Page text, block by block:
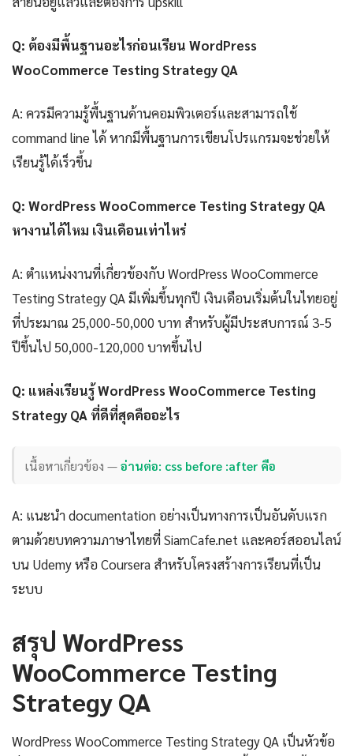
Q: ต้องมีพื้นฐานอะไรก่อนเรียน WordPress
WooCommerce Testing Strategy QA
A: ควรมีความรู้พื้นฐานด้านคอมพิวเตอร์และสามารถใช้
command line ได้ หากมีพื้นฐานการเขียนโปรแกรมจะช่วยให้
เรียนรู้ได้เร็วขึ้น
Q: WordPress WooCommerce Testing Strategy QA
หางานได้ไหม เงินเดือนเท่าไหร่
A: ตำแหน่งงานที่เกี่ยวข้องกับ WordPress WooCommerce
Testing Strategy QA มีเพิ่มขึ้นทุกปี เงินเดือนเริ่มต้นในไทยอยู่
ที่ประมาณ 25,000-50,000 บาท สำหรับผู้มีประสบการณ์ 3-5
ปีขึ้นไป 50,000-120,000 บาทขึ้นไป
Q: แหล่งเรียนรู้ WordPress WooCommerce Testing
Strategy QA ที่ดีที่สุดคืออะไร
เนื้อหาเกี่ยวข้อง —อ่านต่อ: css before :after คือ
A: แนะนำ documentation อย่างเป็นทางการเป็นอันดับแรก
ตามด้วยบทความภาษาไทยที่ SiamCafe.net และคอร์สออนไลน์
บน Udemy หรือ Coursera สำหรับโครงสร้างการเรียนที่เป็น
ระบบ
สรุป WordPress
WooCommerce Testing
Strategy QA
WordPress WooCommerce Testing Strategy QA เป็นหัวข้อ